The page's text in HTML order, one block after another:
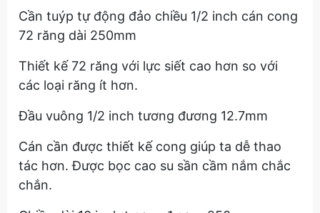
Cần tuýp tự động đảo chiều 1/2 inch cán cong
72 răng dài 250mm
Thiết kế 72 răng với lực siết cao hơn so với
các loại răng ít hơn.
Đầu vuông 1/2 inch tương đương 12.7mm
Cán cần được thiết kế cong giúp ta dễ thao
tác hơn. Được bọc cao su sần cầm nắm chắc
chắn.